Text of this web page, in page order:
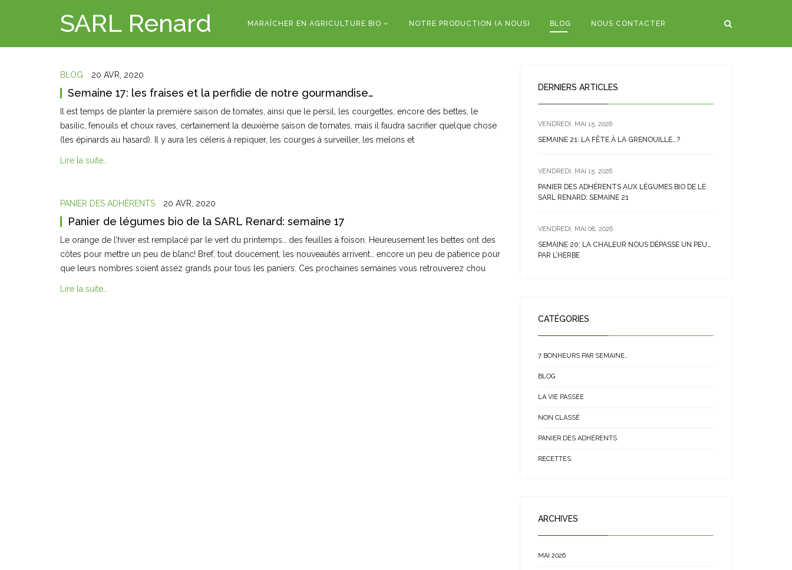
SARL Renard MARAÎCHER EN AGRICULTURE BIO NOTRE PRODUCTION (A NOUS) BLOG NOUS CONTACTER
BLOG 20 AVR, 2020
Semaine 17: les fraises et la perfidie de notre gourmandise…
Il est temps de planter la première saison de tomates, ainsi que le persil, les courgettes, encore des bettes, le
basilic, fenouils et choux raves, certainement la deuxième saison de tomates, mais il faudra sacrifier quelque chose
(les épinards au hasard). Il y aura les céleris à repiquer, les courges à surveiller, les melons et
Lire la suite…
PANIER DES ADHÉRENTS 20 AVR, 2020
Panier de légumes bio de la SARL Renard: semaine 17
Le orange de l’hiver est remplacé par le vert du printemps… des feuilles à foison. Heureusement les bettes ont des
côtes pour mettre un peu de blanc! Bref, tout doucement, les nouveautés arrivent… encore un peu de patience pour
que leurs nombres soient assez grands pour tous les paniers. Ces prochaines semaines vous retrouverez chou
Lire la suite…
DERNIERS ARTICLES
VENDREDI, MAI 15, 2026
SEMAINE 21: LA FÊTE À LA GRENOUILLE…?
VENDREDI, MAI 15, 2026
PANIER DES ADHÉRENTS AUX LÉGUMES BIO DE LE
SARL RENARD: SEMAINE 21
VENDREDI, MAI 08, 2026
SEMAINE 20: LA CHALEUR NOUS DÉPASSE UN PEU…
PAR L’HERBE
CATÉGORIES
7 BONHEURS PAR SEMAINE…
BLOG
LA VIE PASSÉE
NON CLASSÉ
PANIER DES ADHÉRENTS
RECETTES
ARCHIVES
MAI 2026